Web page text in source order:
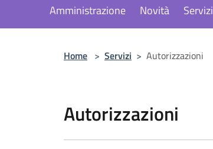
Amministrazione Novità Servizi
Home > Servizi > Autorizzazioni
Autorizzazioni